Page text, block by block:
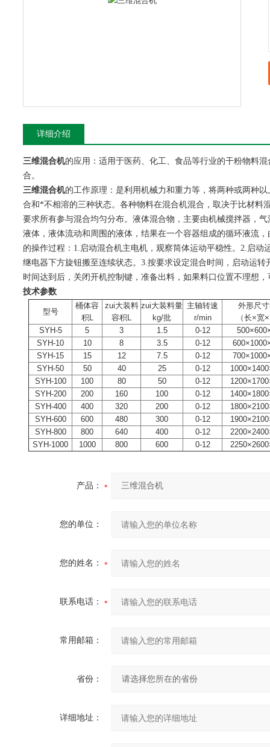
详细介绍
三维混合机的应用：适用于医药、化工、食品等行业的干粉物料
合。
三维混合机的工作原理：是利用机械力和重力等，将两种或两种
合和*不相溶的三种状态。各种物料在混合机混合，取决于比材
要求所有参与混合均匀分布。液体混合物，主要由机械搅拌器，
液体，液体流动和周围的液体，结果在一个容器组成的循环液流
的操作过程：1.启动混合机主电机，观察筒体运动平稳性。2.启
继电器下方旋钮搬至连续状态。3.按要求设定混合时间，启动运
时间达到后，关闭开机控制键，准备出料，如果料口位置不理想
技术参数
型号
桶体容
积L
zui大装料
容积L
zui大装料量
kg/批
主轴转速
r/min
外形尺
（长×宽
SYH-5
5 3 1.5 0-12
SYH-10
10 8 3.5 0-12
SYH-15
15 12 7.5 0-12
SYH-50
50 40 25 0-12
SYH-100
100 80 50 0-12
SYH-200
200 160 100 0-12
SYH-400
400 320 200 0-12
SYH-600
600 480 300 0-12
SYH-800
800 640 400 0-12
SYH-1000
1000 800 600 0-12
产品：
您的单位：
您的姓名：
联系电话：
常用邮箱：
省份：
详细地址：